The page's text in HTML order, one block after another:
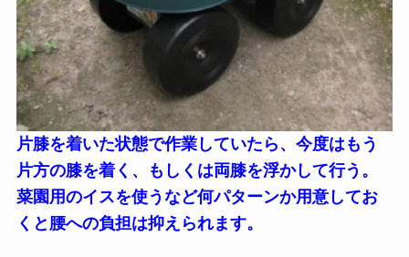
片膝を着いた状態で作業していたら、今度はもう
片方の膝を着く、もしくは両膝を浮かして行う。
菜園用のイスを使うなど何パターンか用意してお
くと腰への負担は抑えられます。